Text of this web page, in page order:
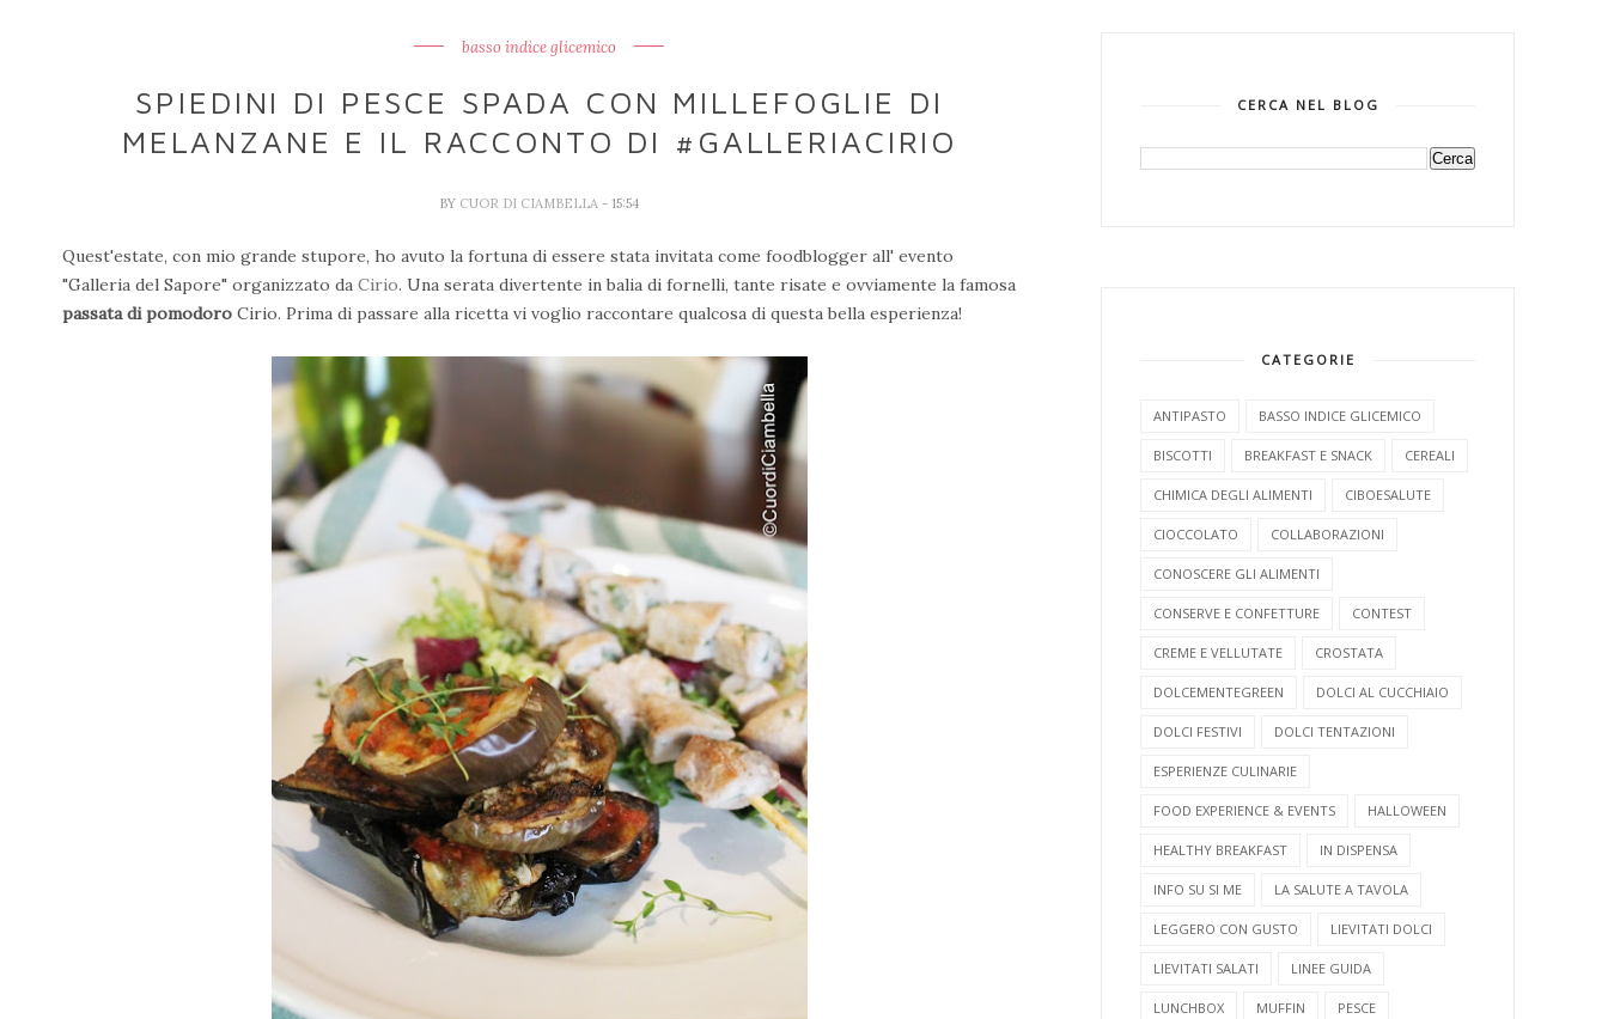
basso indice glicemico
SPIEDINI DI PESCE SPADA CON MILLEFOGLIE DI
MELANZANE E IL RACCONTO DI #GALLERIACIRIO
BY CUOR DI CIAMBELLA - 15:54
Quest'estate, con mio grande stupore, ho avuto la fortuna di essere stata invitata come foodblogger all' evento
"Galleria del Sapore" organizzato da Cirio. Una serata divertente in balia di fornelli, tante risate e ovviamente la famosa
passata di pomodoro Cirio. Prima di passare alla ricetta vi voglio raccontare qualcosa di questa bella esperienza!
CERCA NEL BLOG
CATEGORIE
ANTIPASTO BASSO INDICE GLICEMICO
BISCOTTI BREAKFAST E SNACK CEREALI
CHIMICA DEGLI ALIMENTI CIBOESALUTE
CIOCCOLATO COLLABORAZIONI
CONOSCERE GLI ALIMENTI
CONSERVE E CONFETTURE CONTEST
CREME E VELLUTATE CROSTATA
DOLCEMENTEGREEN DOLCI AL CUCCHIAIO
DOLCI FESTIVI DOLCI TENTAZIONI
ESPERIENZE CULINARIE
FOOD EXPERIENCE & EVENTS HALLOWEEN
HEALTHY BREAKFAST IN DISPENSA
INFO SU SI ME LA SALUTE A TAVOLA
LEGGERO CON GUSTO LIEVITATI DOLCI
LIEVITATI SALATI LINEE GUIDA
LUNCHBOX MUFFIN PESCE